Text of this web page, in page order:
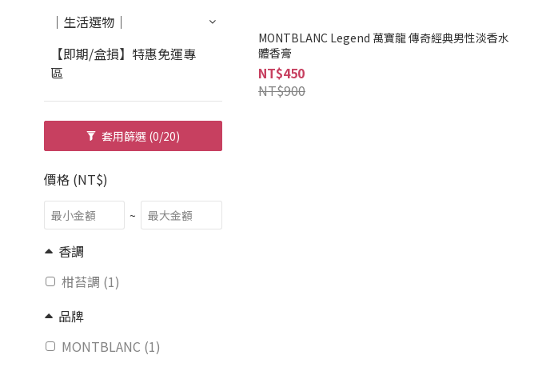
｜生活選物｜
【即期/盒損】特惠免運專
區
套用篩選 (0/20)
價格 (NT$)
~
香調
柑苔調 (1)
品牌
MONTBLANC (1)
MONTBLANC Legend 萬寶龍 傳奇經典男性淡香水
體香膏
NT$450
NT$900